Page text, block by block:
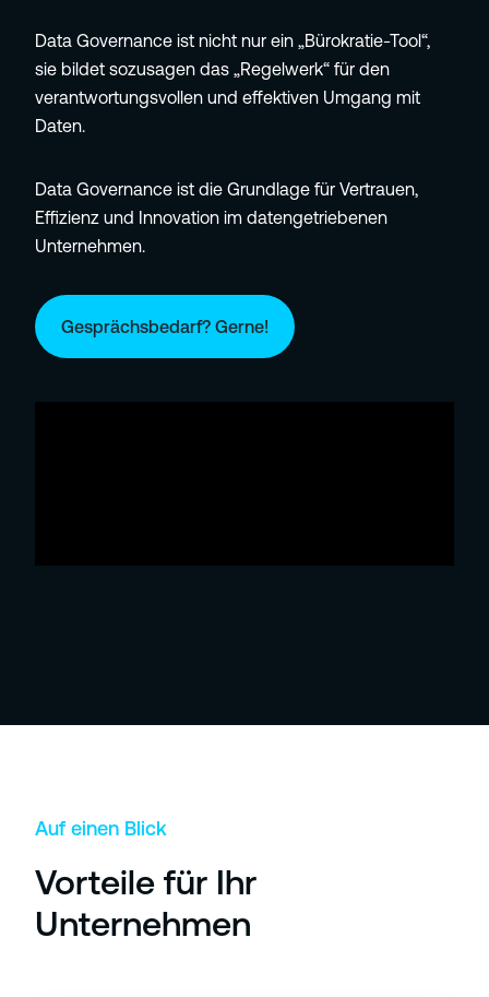
Data Governance ist nicht nur ein „Bürokratie-Tool“,
sie bildet sozusagen das „Regelwerk“ für den
verantwortungsvollen und effektiven Umgang mit
Daten.
Data Governance ist die Grundlage für Vertrauen,
Effizienz und Innovation im datengetriebenen
Unternehmen.
Gesprächsbedarf? Gerne!
Auf einen Blick
Vorteile für Ihr
Unternehmen